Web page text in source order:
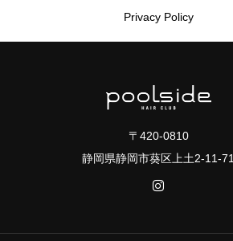
Privacy Policy
〒420-0810
静岡県静岡市葵区上土2-11-71